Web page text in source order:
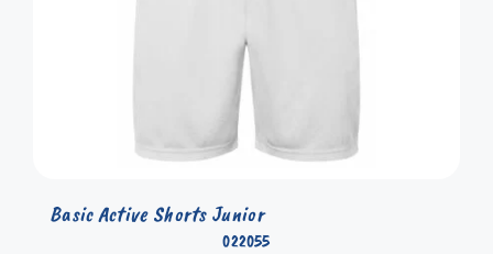
022055
Basic Active Shorts Junior